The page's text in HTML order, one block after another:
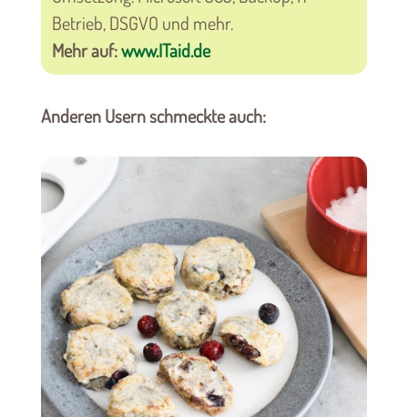
Betrieb, DSGVO und mehr.
Mehr auf:www.ITaid.de
Anderen Usern schmeckte auch: